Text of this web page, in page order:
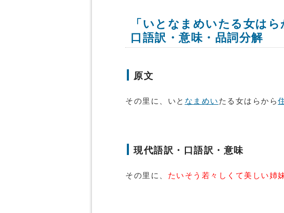
「いとなまめいたる女はら
口語訳・意味・品詞分解
原文
その里に、いと なまめい たる女はらから
現代語訳・口語訳・意味
その里に、 たいそう若々しくて美しい姉